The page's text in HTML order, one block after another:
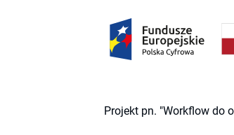
Projekt pn. "Workflow do